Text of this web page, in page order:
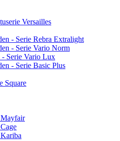
Versailles
- Serie Rebra Extralight
- Serie Vario Norm
- Serie Vario Lux
- Serie Basic Plus
Square